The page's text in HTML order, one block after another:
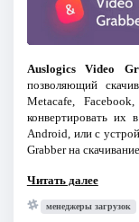
Auslogics Video
позволяющий
Metacafe,
конвертировать их
Android, или с
Grabber на
Читать далее
менеджеры загрузок